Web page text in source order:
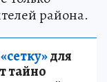
района.
для
тайно